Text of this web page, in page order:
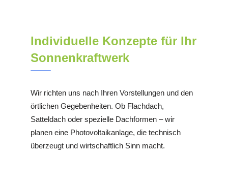
Individuelle Konzepte für Ihr
Sonnenkraftwerk
Wir richten uns nach Ihren Vorstellungen und den
örtlichen Gegebenheiten. Ob Flachdach,
Satteldach oder spezielle Dachformen – wir
planen eine Photovoltaikanlage, die technisch
überzeugt und wirtschaftlich Sinn macht.